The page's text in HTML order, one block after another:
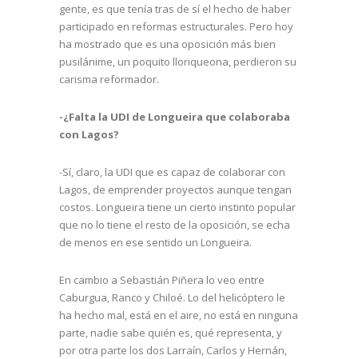
gente, es que tenía tras de sí el hecho de haber
participado en reformas estructurales. Pero hoy
ha mostrado que es una oposición más bien
pusilánime, un poquito lloriqueona, perdieron su
carisma reformador.
-¿Falta la UDI de Longueira que colaboraba
con Lagos?
-Sí, claro, la UDI que es capaz de colaborar con
Lagos, de emprender proyectos aunque tengan
costos. Longueira tiene un cierto instinto popular
que no lo tiene el resto de la oposición, se echa
de menos en ese sentido un Longueira.
En cambio a Sebastián Piñera lo veo entre
Caburgua, Ranco y Chiloé. Lo del helicóptero le
ha hecho mal, está en el aire, no está en ninguna
parte, nadie sabe quién es, qué representa, y
por otra parte los dos Larraín, Carlos y Hernán,